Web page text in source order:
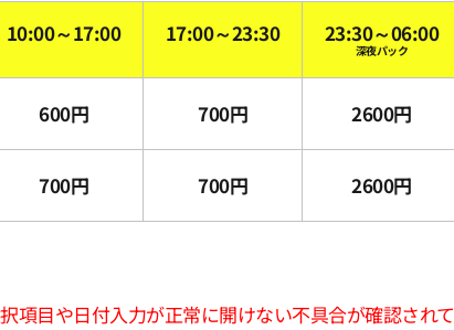
10:00～17:00 17:00～23:30 23:30～06:00
深夜パック
600円 700円 2600円
700円 700円 2600円
項目や日付入力が正常に開けない不具合が確認されて